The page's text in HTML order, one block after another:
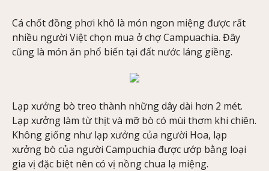
Cá chốt đồng phơi khô là món ngon miệng được rất
nhiều người Việt chọn mua ở chợ Campuachia. Đây
cũng là món ăn phổ biến tại đất nước láng giềng.
Lạp xưởng bò treo thành những dây dài hơn 2 mét.
Lạp xưởng làm từ thịt và mỡ bò có mùi thơm khi chiên.
Không giống như lạp xưởng của người Hoa, lạp
xưởng bò của người Campuchia được ướp bằng loại
gia vị đặc biệt nên có vị nồng chua lạ miệng.